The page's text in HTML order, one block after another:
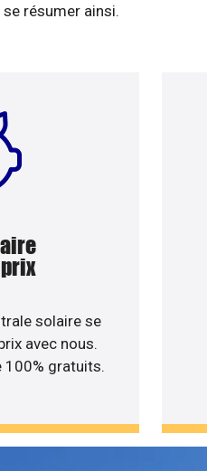
résumer ainsi.
solaire se
avec nous.
100% gratuits.